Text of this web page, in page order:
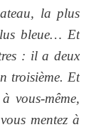
la plus
bleue… Et
: il a deux
troisième. Et
vous-même,
mentez à